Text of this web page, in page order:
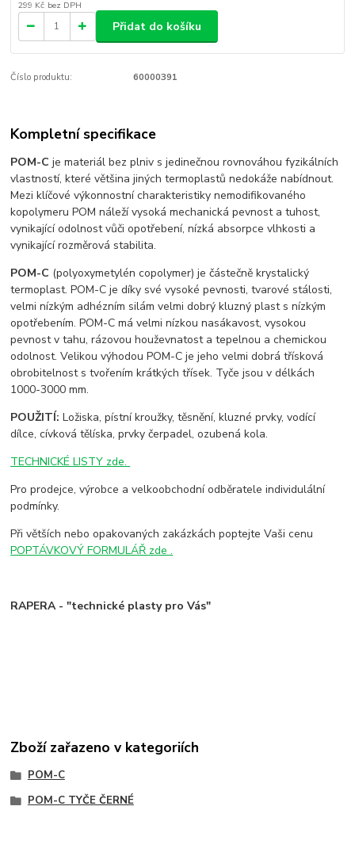
299 Kč bez DPH
Přidat do košíku
Číslo produktu: 60000391
Kompletní specifikace
POM-C je materiál bez plniv s jedinečnou rovnováhou fyzikálních
vlastností, které většina jiných termoplastů nedokáže nabídnout.
Mezi klíčové výkonnostní charakteristiky nemodifikovaného
kopolymeru POM náleží vysoká mechanická pevnost a tuhost,
vynikající odolnost vůči opotřebení, nízká absorpce vlhkosti a
vynikající rozměrová stabilita.
POM-C (polyoxymetylén copolymer) je částečně krystalický
termoplast. POM-C je díky své vysoké pevnosti, tvarové stálosti,
velmi nízkým adhézním silám velmi dobrý kluzný plast s nízkým
opotřebením. POM-C má velmi nízkou nasákavost, vysokou
pevnost v tahu, rázovou houževnatost a tepelnou a chemickou
odolnost. Velikou výhodou POM-C je jeho velmi dobrá třísková
obrobitelnost s tvořením krátkých třísek. Tyče jsou v délkách
1000-3000 mm.
POUŽITÍ:Ložiska, pístní kroužky, těsnění, kluzné prvky, vodící
dílce, cívková tělíska, prvky čerpadel, ozubená kola.
TECHNICKÉ LISTY zde.
Pro prodejce, výrobce a velkoobchodní odběratele individulální
podmínky.
Při větších nebo opakovaných zakázkách poptejte Vaši cenu
POPTÁVKOVÝ FORMULÁŘ zde .
RAPERA - "technické plasty pro Vás"
Zboží zařazeno v kategoriích
POM-C
POM-C TYČE ČERNÉ